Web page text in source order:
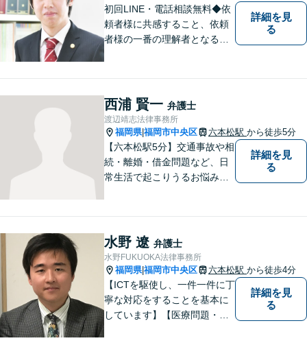
い【分割払い可】
初回LINE・電話相談無料◆依
頼者様に共感すること、依頼
者様の一番の理解者となるこ
詳細を見
る
西浦 賢一 弁護士
渡辺靖志法律事務所
福岡県|福岡市中央区 六本松駅 から徒歩5分
【六本松駅5分】交通事故や相
続・離婚・借金問題など、日
常生活で起こりうるお悩みの
決への大きな一歩となりま
す。 些細なことでも、お気軽
にご相談下さい。
詳細を見
る
水野 遼 弁護士
水野FUKUOKA法律事務所
福岡県|福岡市中央区 六本松駅 から徒歩4分
【ICTを駆使し、一件一件に丁
寧な対応をすることを基本に
しています】【医療問題・交
詳細を見
る